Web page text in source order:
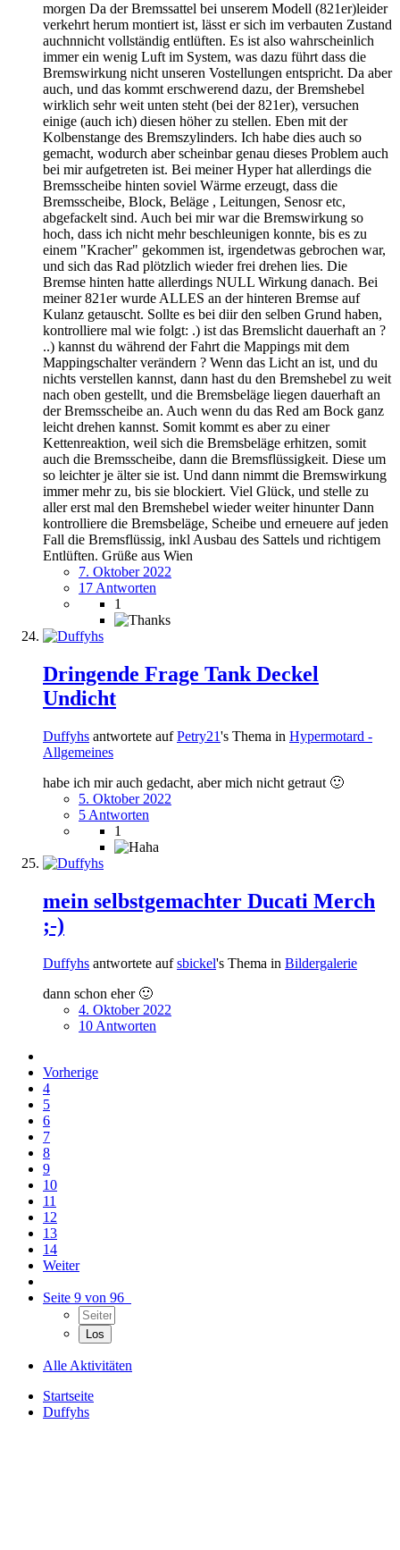
morgen Da der Bremssattel bei unserem Modell (821er)leider
verkehrt herum montiert ist, lässt er sich im verbauten Zustand
auchnnicht vollständig entlüften. Es ist also wahrscheinlich
immer ein wenig Luft im System, was dazu führt dass die
Bremswirkung nicht unseren Vostellungen entspricht. Da aber
auch, und das kommt erschwerend dazu, der Bremshebel
wirklich sehr weit unten steht (bei der 821er), versuchen
einige (auch ich) diesen höher zu stellen. Eben mit der
Kolbenstange des Bremszylinders. Ich habe dies auch so
gemacht, wodurch aber scheinbar genau dieses Problem auch
bei mir aufgetreten ist. Bei meiner Hyper hat allerdings die
Bremsscheibe hinten soviel Wärme erzeugt, dass die
Bremsscheibe, Block, Beläge , Leitungen, Senosr etc,
abgefackelt sind. Auch bei mir war die Bremswirkung so
hoch, dass ich nicht mehr beschleunigen konnte, bis es zu
einem "Kracher" gekommen ist, irgendetwas gebrochen war,
und sich das Rad plötzlich wieder frei drehen lies. Die
Bremse hinten hatte allerdings NULL Wirkung danach. Bei
meiner 821er wurde ALLES an der hinteren Bremse auf
Kulanz getauscht. Sollte es bei diir den selben Grund haben,
kontrolliere mal wie folgt: .) ist das Bremslicht dauerhaft an ?
..) kannst du während der Fahrt die Mappings mit dem
Mappingschalter verändern ? Wenn das Licht an ist, und du
nichts verstellen kannst, dann hast du den Bremshebel zu weit
nach oben gestellt, und die Bremsbeläge liegen dauerhaft an
der Bremsscheibe an. Auch wenn du das Red am Bock ganz
leicht drehen kannst. Somit kommt es aber zu einer
Kettenreaktion, weil sich die Bremsbeläge erhitzen, somit
auch die Bremsscheibe, dann die Bremsflüssigkeit. Diese um
so leichter je älter sie ist. Und dann nimmt die Bremswirkung
immer mehr zu, bis sie blockiert. Viel Glück, und stelle zu
aller erst mal den Bremshebel wieder weiter hinunter Dann
kontrolliere die Bremsbeläge, Scheibe und erneuere auf jeden
Fall die Bremsflüssig, inkl Ausbau des Sattels und richtigem
Entlüften. Grüße aus Wien
7. Oktober 2022
17 Antworten
1
Dringende Frage Tank Deckel
Undicht
Duffyhs antwortete aufPetry21's Thema in Hypermotard -
Allgemeines
habe ich mir auch gedacht, aber mich nicht getraut 🙂
5. Oktober 2022
5 Antworten
1
mein selbstgemachter Ducati Merch
;-)
Duffyhs antwortete aufsbickel's Thema in Bildergalerie
dann schon eher 🙂
4. Oktober 2022
10 Antworten
Vorherige
4
5
6
7
8
9
10
11
12
13
14
Weiter
Seite 9 von 96
Alle Aktivitäten
Startseite
Duffyhs